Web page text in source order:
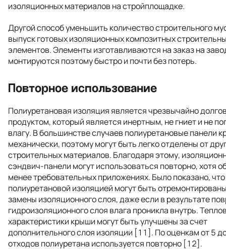
изоляционных материалов на стройплощадке.
Другой способ уменьшить количество строительного
выпуск готовых изоляционных композитных
элементов. Элементы изготавливаются на заказ на
монтируются поэтому быстро и почти без потерь.
Повторное использование
Полиуретановая изоляция является чрезвычайно
продуктом, который является инертным, не гниет и не
влагу. В большинстве случаев полиуретановые панели
механически, поэтому могут быть легко отделены от
строительных материалов. Благодаря этому,
сэндвич-панели могут использоваться повторно, хотя
менее требовательных приложениях. Было показано,
полиуретановой изоляцией могут быть
замены изоляционного слоя, даже если в результате
гидроизоляционного слоя влага проникла внутрь.
характеристики крыши могут быть улучшены за счет
дополнительного слоя изоляции [11]. По оценкам от 5
отходов полиуретана используется повторно [12].